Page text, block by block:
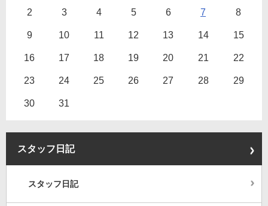
2 3 4 5 6 7 8
9 10 11 12 13 14 15
16 17 18 19 20 21 22
23 24 25 26 27 28 29
30 31
スタッフ日記
スタッフ日記